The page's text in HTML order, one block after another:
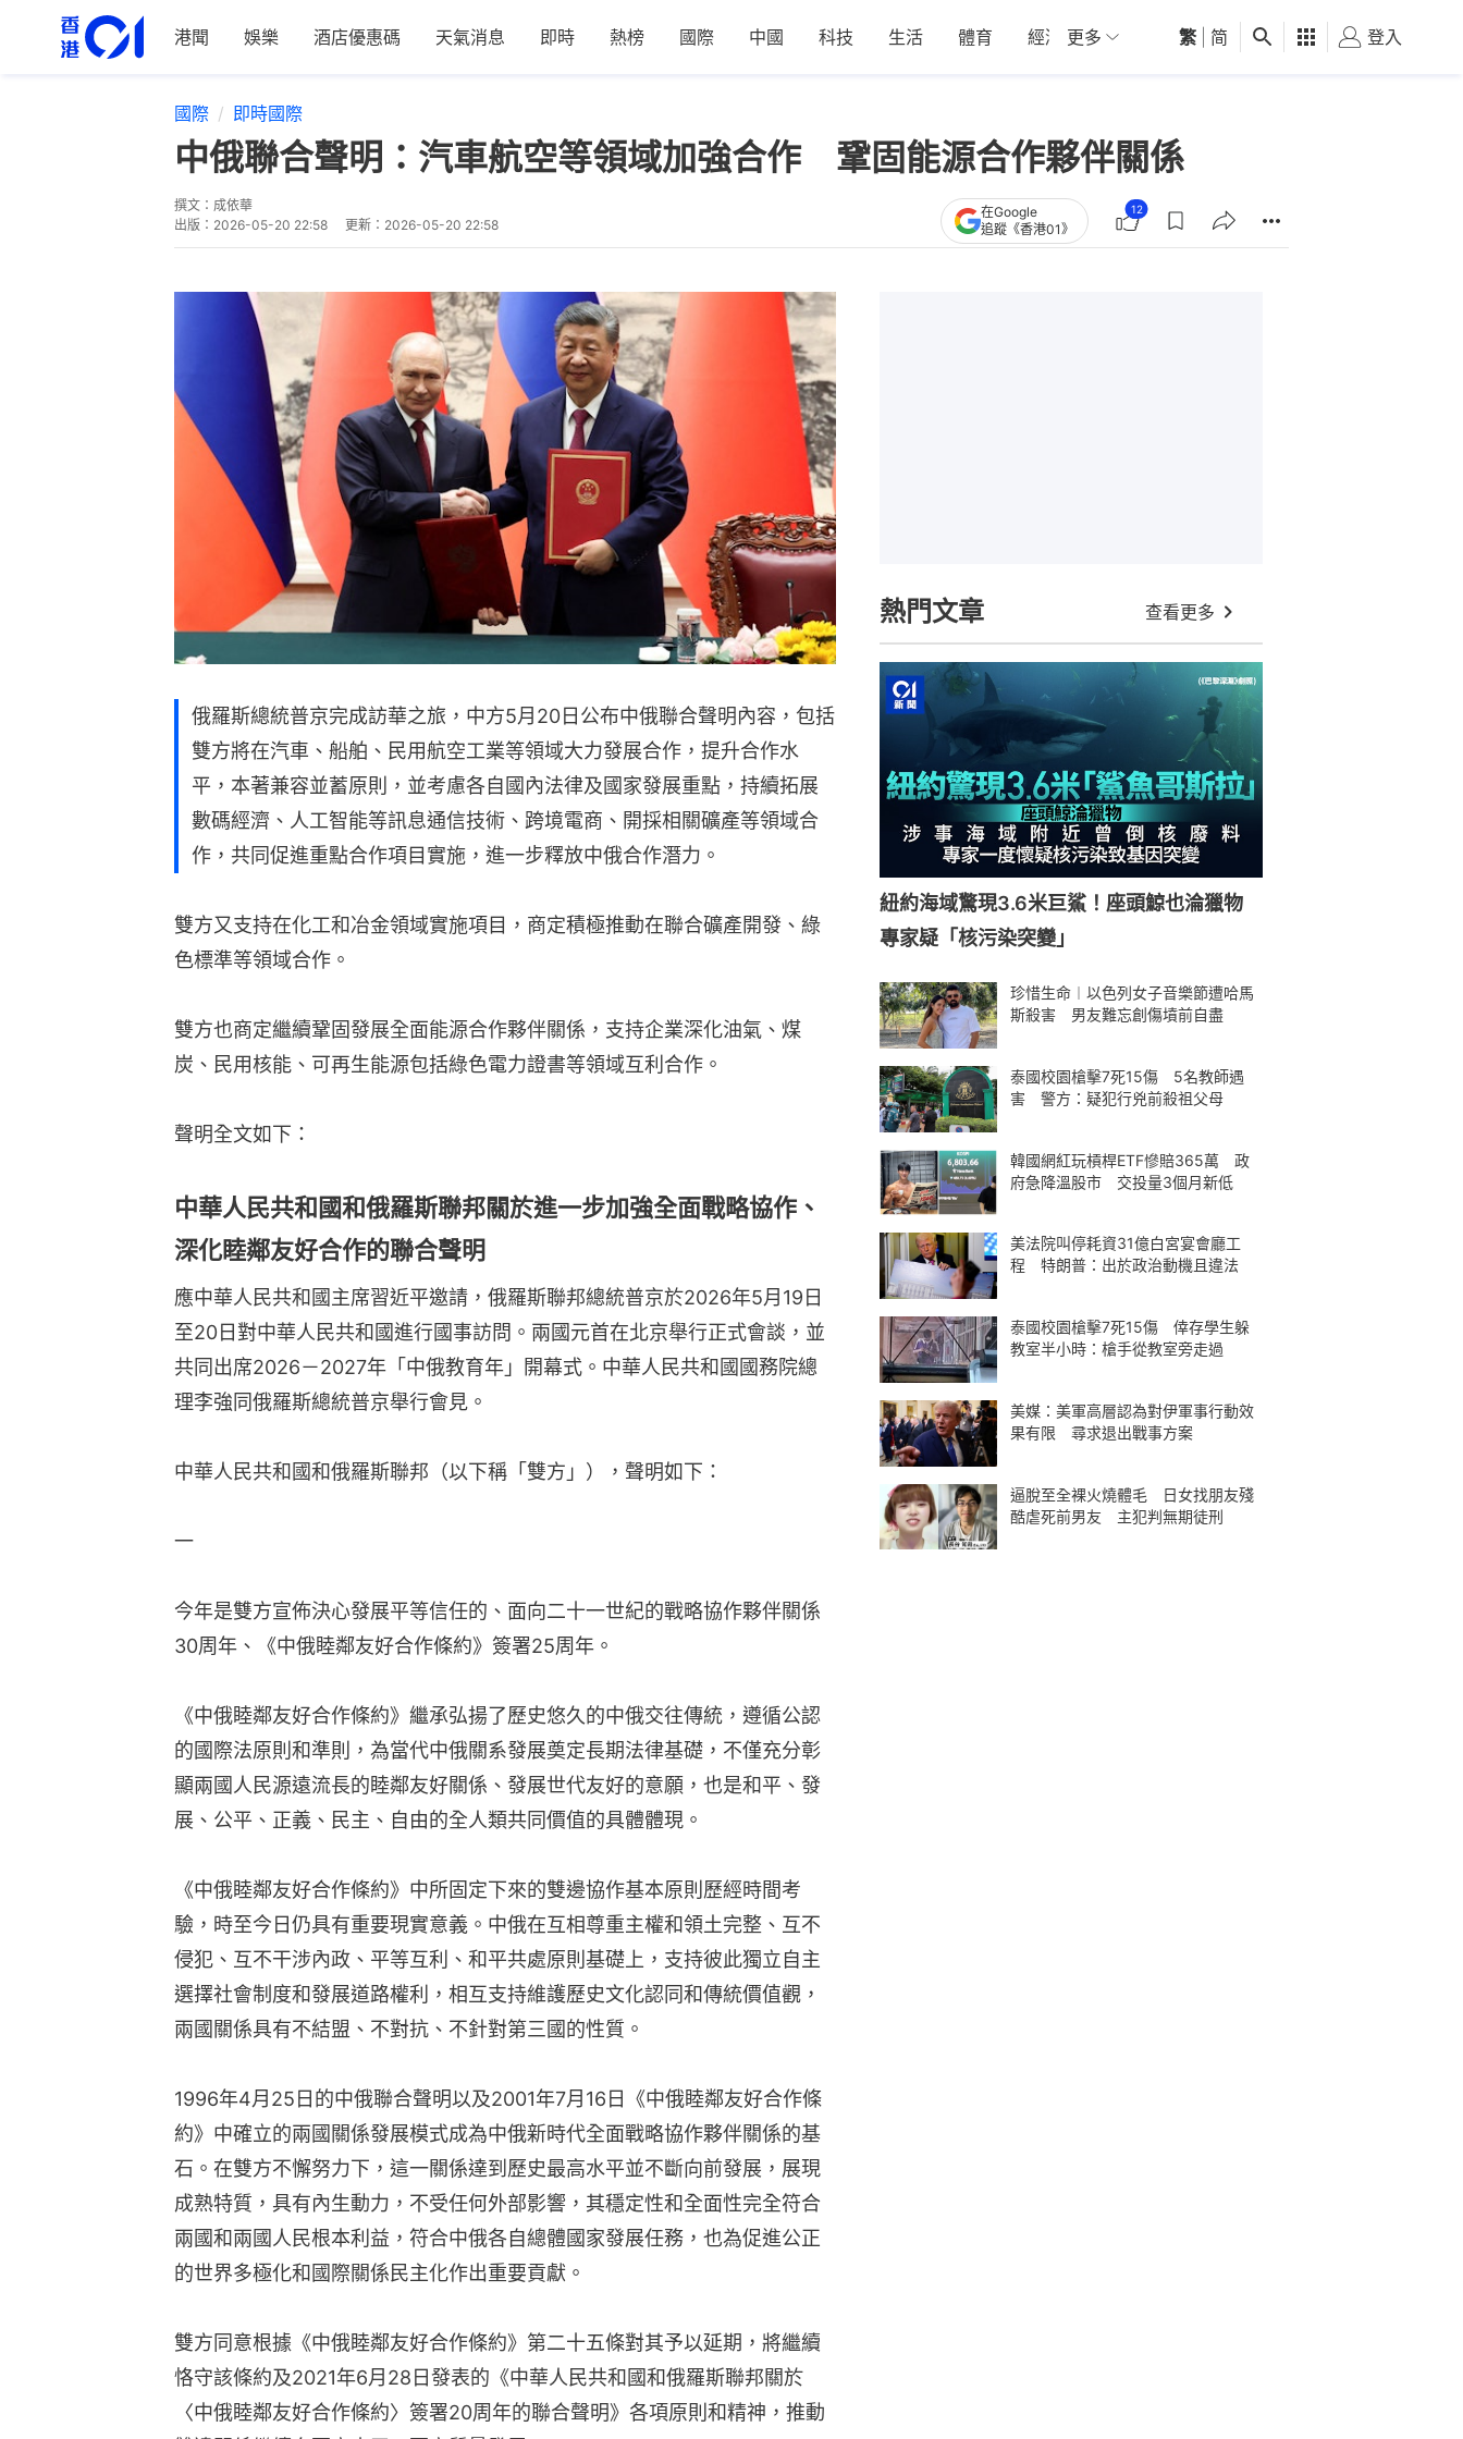
港聞 娛樂 酒店優惠碼 天氣消息 即時 熱榜 國際 中國 科技 生活 體育 經濟 01深圳 觀點 健康 好食玩飛
更多 繁 简 登入
國際 即時國際
中俄聯合聲明：汽車航空等領域加強合作 鞏固能源合作夥伴關係
撰文： 成依華
出版： 2026-05-20 22:58 更新： 2026-05-20 22:58
在Google
追蹤《香港01》
12
俄羅斯總統普京完成訪華之旅，中方5月20日公布中俄聯合聲明內容，包括
雙方將在汽車、船舶、民用航空工業等領域大力發展合作，提升合作水
平，本著兼容並蓄原則，並考慮各自國內法律及國家發展重點，持續拓展
數碼經濟、人工智能等訊息通信技術、跨境電商、開採相關礦產等領域合
作，共同促進重點合作項目實施，進一步釋放中俄合作潛力。
雙方又支持在化工和冶金領域實施項目，商定積極推動在聯合礦產開發、綠
色標準等領域合作。
雙方也商定繼續鞏固發展全面能源合作夥伴關係，支持企業深化油氣、煤
炭、民用核能、可再生能源包括綠色電力證書等領域互利合作。
聲明全文如下：
中華人民共和國和俄羅斯聯邦關於進一步加強全面戰略協作、
深化睦鄰友好合作的聯合聲明
應中華人民共和國主席習近平邀請，俄羅斯聯邦總統普京於2026年5月19日
至20日對中華人民共和國進行國事訪問。兩國元首在北京舉行正式會談，並
共同出席2026－2027年「中俄教育年」開幕式。中華人民共和國國務院總
理李強同俄羅斯總統普京舉行會見。
中華人民共和國和俄羅斯聯邦（以下稱「雙方」），聲明如下：
一
今年是雙方宣佈決心發展平等信任的、面向二十一世紀的戰略協作夥伴關係
30周年、《中俄睦鄰友好合作條約》簽署25周年。
《中俄睦鄰友好合作條約》繼承弘揚了歷史悠久的中俄交往傳統，遵循公認
的國際法原則和準則，為當代中俄關系發展奠定長期法律基礎，不僅充分彰
顯兩國人民源遠流長的睦鄰友好關係、發展世代友好的意願，也是和平、發
展、公平、正義、民主、自由的全人類共同價值的具體體現。
《中俄睦鄰友好合作條約》中所固定下來的雙邊協作基本原則歷經時間考
驗，時至今日仍具有重要現實意義。中俄在互相尊重主權和領土完整、互不
侵犯、互不干涉內政、平等互利、和平共處原則基礎上，支持彼此獨立自主
選擇社會制度和發展道路權利，相互支持維護歷史文化認同和傳統價值觀，
兩國關係具有不結盟、不對抗、不針對第三國的性質。
1996年4月25日的中俄聯合聲明以及2001年7月16日《中俄睦鄰友好合作條
約》中確立的兩國關係發展模式成為中俄新時代全面戰略協作夥伴關係的基
石。在雙方不懈努力下，這一關係達到歷史最高水平並不斷向前發展，展現
成熟特質，具有內生動力，不受任何外部影響，其穩定性和全面性完全符合
兩國和兩國人民根本利益，符合中俄各自總體國家發展任務，也為促進公正
的世界多極化和國際關係民主化作出重要貢獻。
雙方同意根據《中俄睦鄰友好合作條約》第二十五條對其予以延期，將繼續
恪守該條約及2021年6月28日發表的《中華人民共和國和俄羅斯聯邦關於
〈中俄睦鄰友好合作條約〉簽署20周年的聯合聲明》各項原則和精神，推動
熱門文章 查看更多
紐約海域驚現3.6米巨鯊！座頭鯨也淪獵物
專家疑「核污染突變」
珍惜生命︱以色列女子音樂節遭哈馬
斯殺害 男友難忘創傷墳前自盡
泰國校園槍擊7死15傷 5名教師遇
害 警方：疑犯行兇前殺祖父母
韓國網紅玩槓桿ETF慘賠365萬 政
府急降溫股市 交投量3個月新低
美法院叫停耗資31億白宮宴會廳工
程 特朗普：出於政治動機且違法
泰國校園槍擊7死15傷 倖存學生躲
教室半小時：槍手從教室旁走過
美媒：美軍高層認為對伊軍事行動效
果有限 尋求退出戰事方案
逼脫至全裸火燒體毛 日女找朋友殘
酷虐死前男友 主犯判無期徒刑